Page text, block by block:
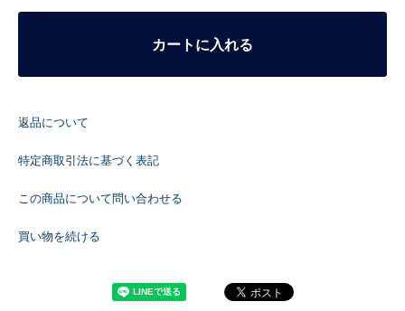
カートに入れる
返品について
特定商取引法に基づく表記
この商品について問い合わせる
買い物を続ける